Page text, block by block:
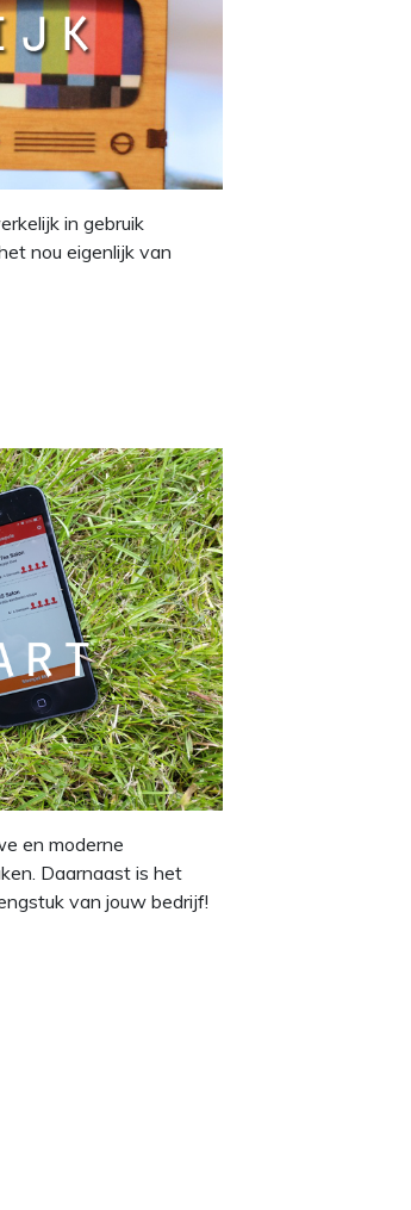
in gebruik
nou eigenlijk van
en moderne
Daarnaast is het
van jouw bedrijf!